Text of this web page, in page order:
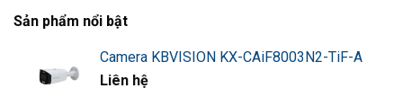
Sản phẩm nổi bật
Camera KBVISION KX-CAiF8003N2-TiF-A
Liên hệ